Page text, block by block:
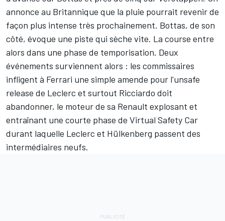
annonce au Britannique que la pluie pourrait revenir de
façon plus intense très prochainement. Bottas, de son
côté, évoque une piste qui sèche vite. La course entre
alors dans une phase de temporisation. Deux
événements surviennent alors : les commissaires
infligent à Ferrari une simple amende pour l'unsafe
release de Leclerc et surtout Ricciardo doit
abandonner, le moteur de sa Renault explosant et
entraînant une courte phase de Virtual Safety Car
durant laquelle Leclerc et Hülkenberg passent des
intermédiaires neufs.